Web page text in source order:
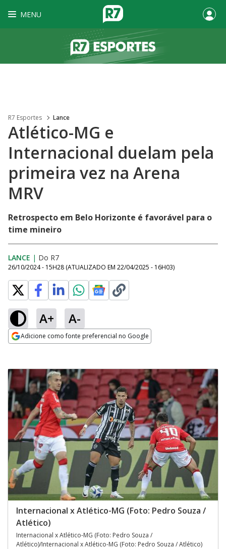
MENU
R7 Esportes Lance
Atlético-MG e
Internacional duelam pela
primeira vez na Arena
MRV
Retrospecto em Belo Horizonte é favorável para o
time mineiro
LANCE | Do R7
26/10/2024 - 15H28 (ATUALIZADO EM 22/04/2025 - 16H03)
A+ A-
Adicione como fonte preferencial no Google
Internacional x Atlético-MG (Foto: Pedro Souza /
Atlético)
Internacional x Atlético-MG (Foto: Pedro Souza /
Atlético)/Internacional x Atlético-MG (Foto: Pedro Souza / Atlético)